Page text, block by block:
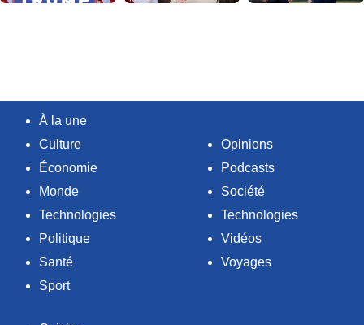
À la une
Culture
Économie
Monde
Technologies
Politique
Santé
Sport
Opinions
Podcasts
Société
Technologies
Vidéos
Voyages